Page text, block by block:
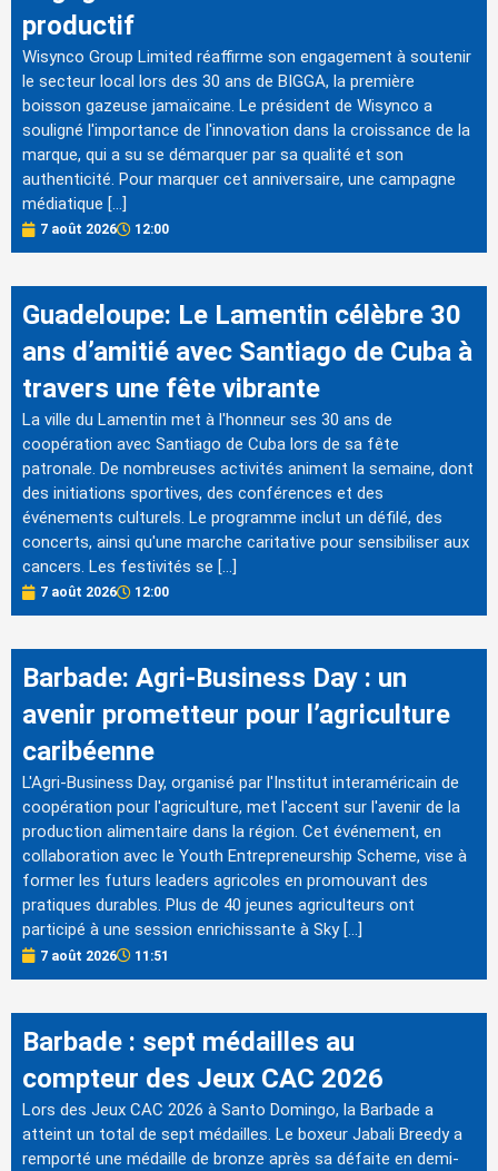
productif
Wisynco Group Limited réaffirme son engagement à soutenir
le secteur local lors des 30 ans de BIGGA, la première
boisson gazeuse jamaïcaine. Le président de Wisynco a
souligné l'importance de l'innovation dans la croissance de la
marque, qui a su se démarquer par sa qualité et son
authenticité. Pour marquer cet anniversaire, une campagne
médiatique […]
7 août 2026 12:00
Guadeloupe: Le Lamentin célèbre 30
ans d’amitié avec Santiago de Cuba à
travers une fête vibrante
La ville du Lamentin met à l'honneur ses 30 ans de
coopération avec Santiago de Cuba lors de sa fête
patronale. De nombreuses activités animent la semaine, dont
des initiations sportives, des conférences et des
événements culturels. Le programme inclut un défilé, des
concerts, ainsi qu'une marche caritative pour sensibiliser aux
cancers. Les festivités se […]
7 août 2026 12:00
Barbade: Agri-Business Day : un
avenir prometteur pour l’agriculture
caribéenne
L'Agri-Business Day, organisé par l'Institut interaméricain de
coopération pour l'agriculture, met l'accent sur l'avenir de la
production alimentaire dans la région. Cet événement, en
collaboration avec le Youth Entrepreneurship Scheme, vise à
former les futurs leaders agricoles en promouvant des
pratiques durables. Plus de 40 jeunes agriculteurs ont
participé à une session enrichissante à Sky […]
7 août 2026 11:51
Barbade : sept médailles au
compteur des Jeux CAC 2026
Lors des Jeux CAC 2026 à Santo Domingo, la Barbade a
atteint un total de sept médailles. Le boxeur Jabali Breedy a
remporté une médaille de bronze après sa défaite en demi-